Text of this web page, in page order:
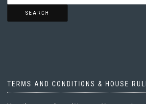
SEARCH
TERMS AND CONDITIONS & HOUSE